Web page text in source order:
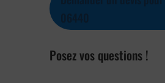
Posez vos questions !